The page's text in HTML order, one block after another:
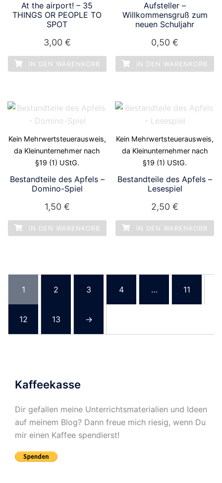
At the airport! – 35
THINGS OR PEOPLE TO
SPOT
3,00 €
IN DEN WARENKORB
Aufsteller –
Willkommensgruß zum
neuen Schuljahr
0,50€
IN DEN WARENKORB
Kein Mehrwertsteuerausweis,
da Kleinunternehmer nach
§19 (1) UStG.
Bestandteile des Apfels –
Domino-Spiel
1,50 €
IN DEN WARENKORB
Kein Mehrwertsteuerausweis,
da Kleinunternehmer nach
§19 (1) UStG.
Bestandteile des Apfels –
Lesespiel
2,50€
IN DEN WARENKORB
1 2 3 4 … 11
12 13 →
Kaffeekasse
Dir gefallen meine Unterrichtsmaterialien und Ideen
auf meinem Blog? Dann freue mich riesig, wenn Du
mir einen Kaffee spendierst!